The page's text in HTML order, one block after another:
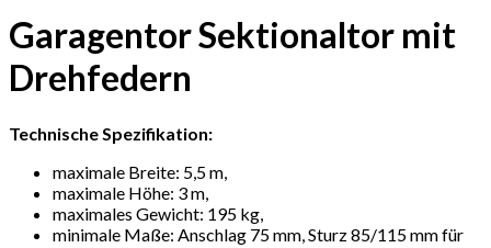
Garagentor Sektionaltor mit
Drehfedern
Technische Spezifikation:
maximale Breite: 5,5 m,
maximale Höhe: 3 m,
maximales Gewicht: 195 kg,
minimale Maße: Anschlag 75 mm, Sturz 85/115 mm für